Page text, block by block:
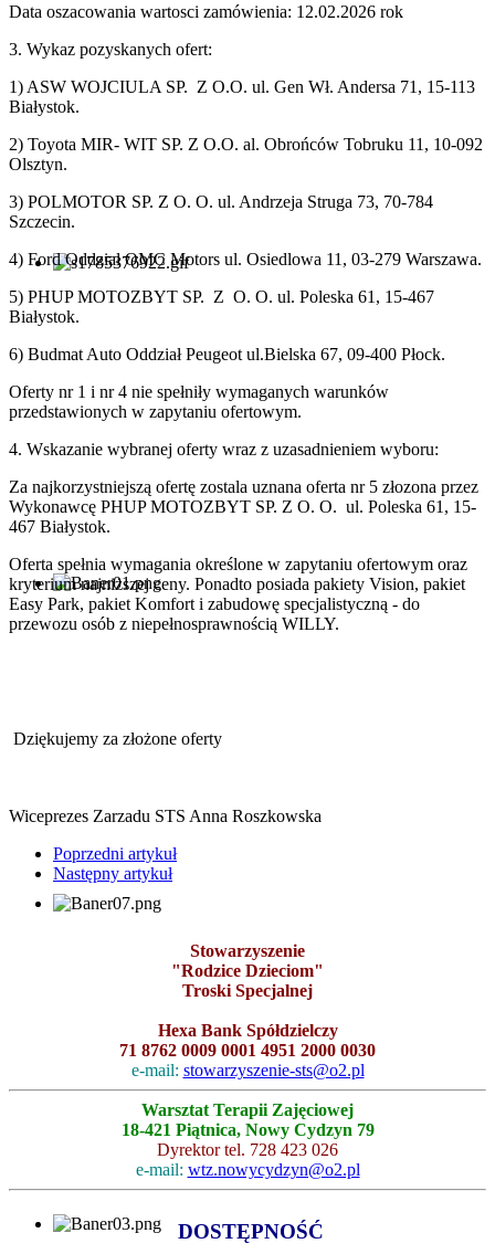
Data oszacowania wartosci zamówienia: 12.02.2026 rok
3. Wykaz pozyskanych ofert:
1) ASW WOJCIULA SP. Z O.O. ul. Gen Wł. Andersa 71, 15-113
Białystok.
2) Toyota MIR- WIT SP. Z O.O. al. Obrońców Tobruku 11, 10-092
Olsztyn.
3) POLMOTOR SP. Z O. O. ul. Andrzeja Struga 73, 70-784
Szczecin.
4) Ford Oddział OMC Motors ul. Osiedlowa 11, 03-279 Warszawa.
5) PHUP MOTOZBYT SP. Z O. O. ul. Poleska 61, 15-467
Białystok.
6) Budmat Auto Oddział Peugeot ul.Bielska 67, 09-400 Płock.
Oferty nr 1 i nr 4 nie spełniły wymaganych warunków
przedstawionych w zapytaniu ofertowym.
4. Wskazanie wybranej oferty wraz z uzasadnieniem wyboru:
Za najkorzystniejszą ofertę zostala uznana oferta nr 5 złozona przez
Wykonawcę PHUP MOTOZBYT SP. Z O. O. ul. Poleska 61, 15-
467 Białystok.
Oferta spełnia wymagania określone w zapytaniu ofertowym oraz
kryterium najniższej ceny. Ponadto posiada pakiety Vision, pakiet
Easy Park, pakiet Komfort i zabudowę specjalistyczną - do
przewozu osób z niepełnosprawnością WILLY.
Dziękujemy za złożone oferty
Wiceprezes Zarzadu STS Anna Roszkowska
Poprzedni artykuł
Następny artykuł
Stowarzyszenie
"Rodzice Dzieciom"
Troski Specjalnej
Hexa Bank Spółdzielczy
71 8762 0009 0001 4951 2000 0030
e-mail: stowarzyszenie-sts@o2.pl
Warsztat Terapii Zajęciowej
18-421 Piątnica, Nowy Cydzyn 79
Dyrektor tel. 728 423 026
e-mail: wtz.nowycydzyn@o2.pl
DOSTĘPNOŚĆ